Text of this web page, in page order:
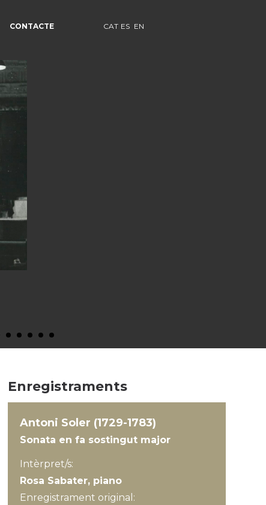
CONTACTE CAT ES EN
Enregistraments
Antoni Soler (1729-1783)
Sonata en fa sostingut major
Intèrpret/s:
Rosa Sabater, piano
Enregistrament original: